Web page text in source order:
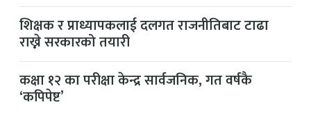
शिक्षक र प्राध्यापकलाई दलगत राजनीतिबाट टाढा
राख्ने सरकारको तयारी
कक्षा १२ का परीक्षा केन्द्र सार्वजनिक, गत वर्षकै
‘कपिपेष्ट’